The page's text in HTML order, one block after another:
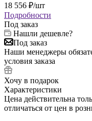
18 556 ₽/шт
Подробности
Под заказ
Нашли дешевле?
Под заказ
Наши менеджеры
условия заказа
Хочу в подарок
Характеристики
Цена действительна
отличаться от цен в